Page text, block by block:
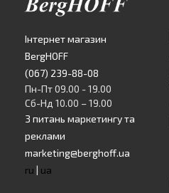
Інтернет магазин
BergHOFF
(067) 239-88-08
Пн-Пт 09.00 - 19.00
Сб-Нд 10.00 – 19.00
З питань маркетингу та
реклами
marketing@berghoff.ua
ru | ua